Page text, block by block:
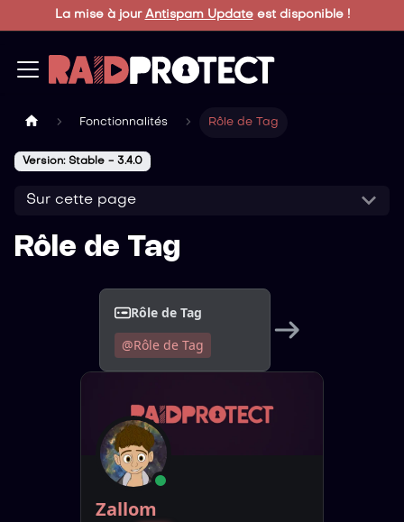
La mise à jour Antispam Updateest disponible !
Fonctionnalités Rôle de Tag
Version: Stable - 3.4.0
Sur cette page
Rôle de Tag
Rôle de Tag
@Rôle de Tag
Zallom